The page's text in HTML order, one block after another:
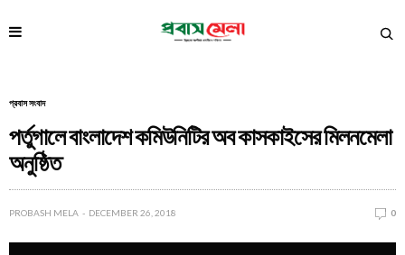
প্রবাস সংবাদ
পর্তুগালে বাংলাদেশ কমিউনিটির অব কাসকাইসের মিলনমেলা
অনুষ্ঠিত
PROBASH MELA DECEMBER 26, 2018 0